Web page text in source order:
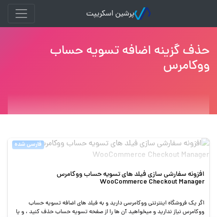
پرشین اسکریپت
حذف گزینه اضافه تسویه حساب
ووکامرس
فارسی شده
افزونه سفارشی سازی فیلد های تسویه حساب ووکامرس
WooCommerce Checkout Manager
اگر یک فروشگاه اینترنتی ووکامرسی دارید و به فیلد های اضافه تسویه حساب
ووکامرس نیاز ندارید و میخواهید آن ها را از صفحه تسویه حساب حذف کنید ، و یا